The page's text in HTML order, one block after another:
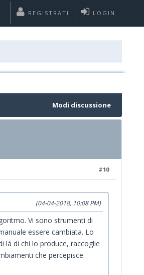
LOGIN
REGISTRATI
Modi discussione
#10
(04-04-2018, 10:08 PM)
Vi sono strumenti di
essere cambiata. Lo
là di chi lo produce, raccoglie
che percepisce.